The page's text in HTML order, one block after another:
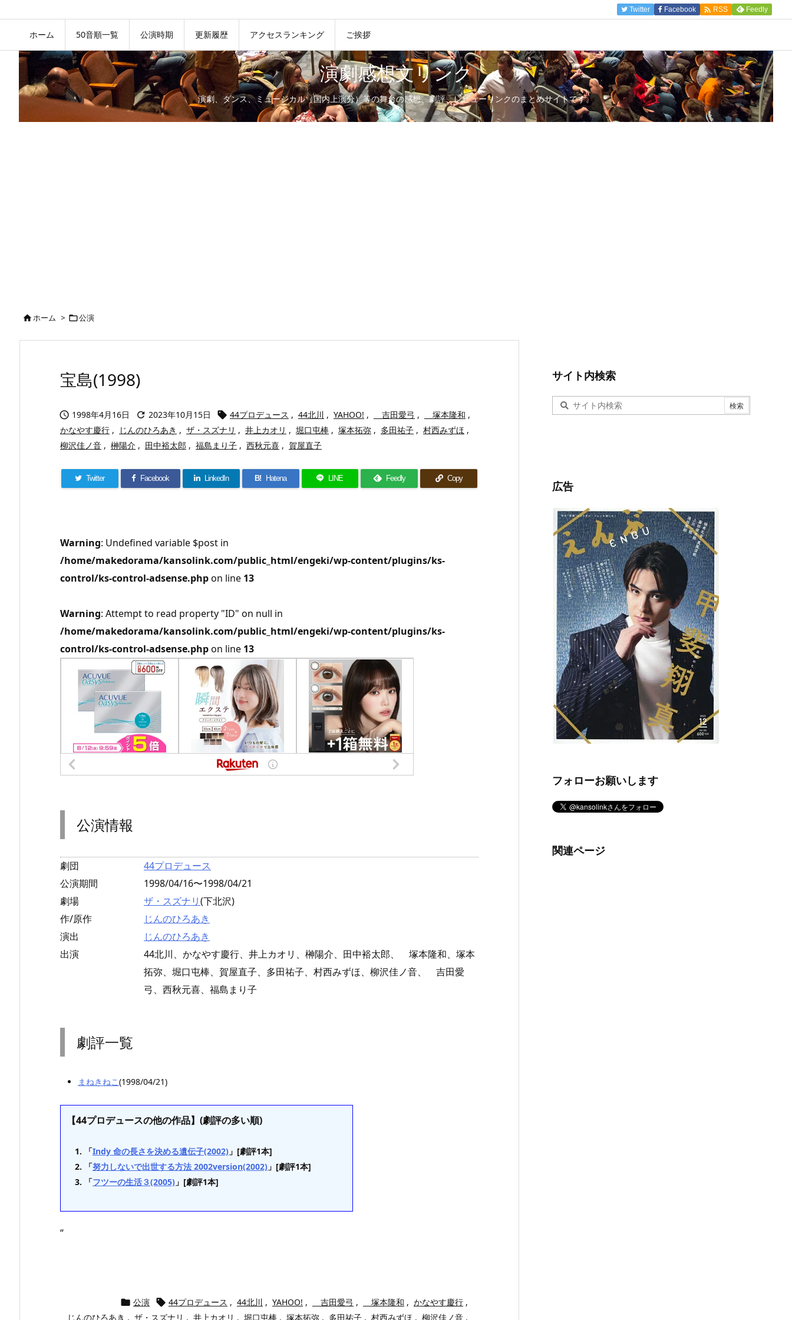
ホーム 50音順一覧 公演時期 更新履歴 アクセスランキング ご挨拶
Twitter Facebook  RSS Feedly
演劇感想文リンク
演劇、ダンス、ミュージカル（国内上演分）等の舞台の感想、劇評、レビューリンクのまとめサイトです。
ホーム > 公演
宝島(1998)
 1998年4月16日  2023年10月15日  44プロデュース , 44北川 , YAHOO! , 吉田愛弓 , 塚本隆和 ,
かなやす慶行 , じんのひろあき , ザ・スズナリ , 井上カオリ , 堀口屯棒 , 塚本拓弥 , 多田祐子 , 村西みずほ ,
柳沢佳ノ音 , 榊陽介 , 田中裕太郎 , 福島まり子 , 西秋元喜 , 賀屋直子
Twitter Facebook LinkedIn B! Hatena LINE Feedly Copy
Warning: Undefined variable $post in
/home/makedorama/kansolink.com/public_html/engeki/wp-content/plugins/ks-
control/ks-control-adsense.phpon line 13
Warning: Attempt to read property "ID" on null in
/home/makedorama/kansolink.com/public_html/engeki/wp-content/plugins/ks-
control/ks-control-adsense.phpon line 13
公演情報
劇団
44プロデュース
公演期間
1998/04/16〜1998/04/21
劇場
ザ・スズナリ(下北沢)
作/原作
じんのひろあき
演出
じんのひろあき
出演
44北川、かなやす慶行、井上カオリ、榊陽介、田中裕太郎、 塚本隆和、塚本
拓弥、堀口屯棒、賀屋直子、多田祐子、村西みずほ、柳沢佳ノ音、 吉田愛
弓、西秋元喜、福島まり子
劇評一覧
まねきねこ(1998/04/21)
【44プロデュースの他の作品】(劇評の多い順)
「Indy 命の長さを決める遺伝子(2002) 」[劇評1本]
「努力しないで出世する方法 2002version(2002) 」[劇評1本]
「フツーの生活３(2005) 」[劇評1本]
“
 公演  44プロデュース , 44北川 , YAHOO! , 吉田愛弓 , 塚本隆和 , かなやす慶行 ,
じんのひろあき , ザ・スズナリ , 井上カオリ , 堀口屯棒 , 塚本拓弥 , 多田祐子 , 村西みずほ , 柳沢佳ノ音 ,
サイト内検索
広告
フォローお願いします
関連ページ